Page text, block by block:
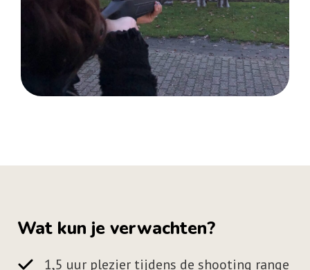
Wat kun je verwachten?
1,5 uur plezier tijdens de shooting range